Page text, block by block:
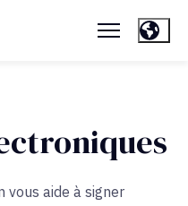
vous aide à signer